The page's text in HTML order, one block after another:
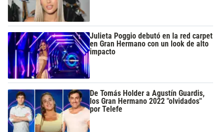
Julieta Poggio debutó en la red carpet
en Gran Hermano con un look de alto
impacto
De Tomás Holder a Agustín Guardis,
los Gran Hermano 2022 "olvidados"
por Telefe